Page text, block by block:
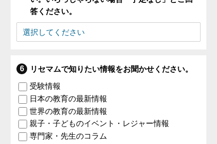
答ください。
リセマムで知りたい情報をお聞かせください。
受験情報
日本の教育の最新情報
世界の教育の最新情報
親子・子どものイベント・レジャー情報
専門家・先生のコラム